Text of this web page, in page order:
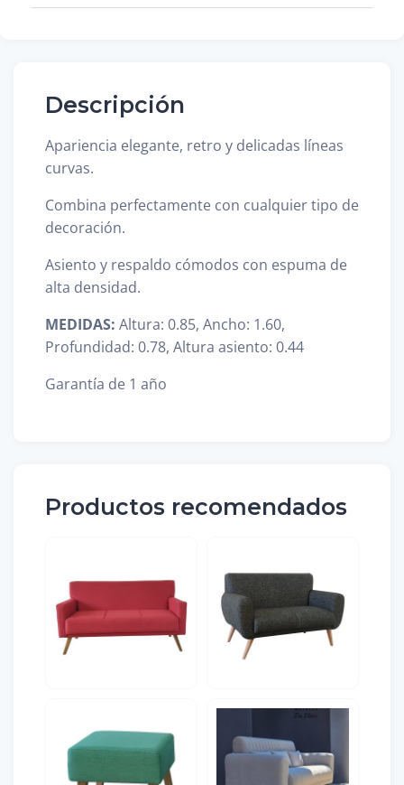
Descripción
Apariencia elegante, retro y delicadas líneas
curvas.
Combina perfectamente con cualquier tipo de
decoración.
Asiento y respaldo cómodos con espuma de
alta densidad.
MEDIDAS: Altura: 0.85, Ancho: 1.60,
Profundidad: 0.78, Altura asiento: 0.44
Garantía de 1 año
Productos recomendados